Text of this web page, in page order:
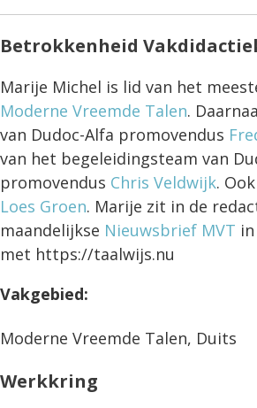
Betrokkenheid
Marije Michel is lid van het
Moderne Vreemde Talen.
van Dudoc-Alfa promovendus
van het begeleidingsteam van
promovendus Chris Veldwijk.
Loes Groen. Marije zit in de
maandelijkse Nieuwsbrief MVT
met https://taalwijs.nu
Vakgebied:
Moderne Vreemde Talen, Duits
Werkkring